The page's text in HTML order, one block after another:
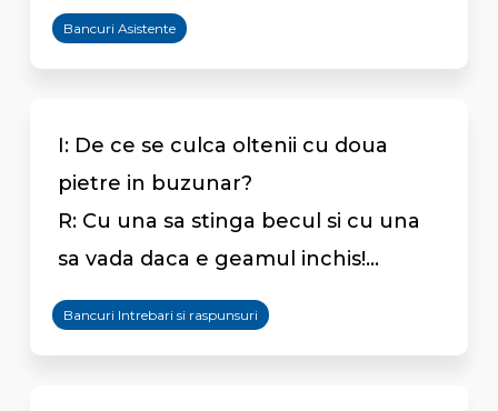
Bancuri Asistente
I: De ce se culca oltenii cu doua
pietre in buzunar?
R: Cu una sa stinga becul si cu una
sa vada daca e geamul inchis!...
Bancuri Intrebari si raspunsuri